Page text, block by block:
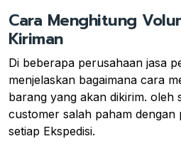
Cara Menghitung
Kiriman
Di beberapa perusahaan jasa
menjelaskan bagaimana cara
barang yang akan dikirim. oleh
customer salah paham dengan
setiap Ekspedisi.